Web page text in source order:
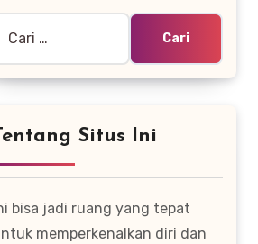
Situs Ini
bisa jadi ruang yang tepat
memperkenalkan diri dan